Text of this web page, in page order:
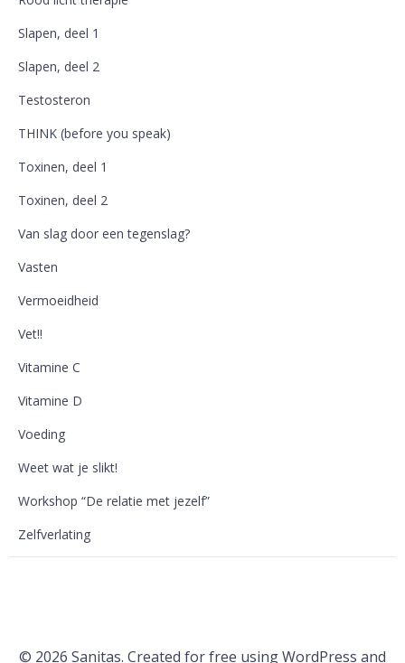
Slapen, deel 1
Slapen, deel 2
Testosteron
THINK (before you speak)
Toxinen, deel 1
Toxinen, deel 2
Van slag door een tegenslag?
Vasten
Vermoeidheid
Vet!!
Vitamine C
Vitamine D
Voeding
Weet wat je slikt!
Workshop “De relatie met jezelf”
Zelfverlating
© 2026 Sanitas. Created for free using WordPress and